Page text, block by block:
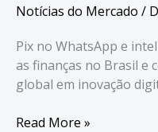
Notícias do Mercado /
Pix no WhatsApp e
as finanças no Brasil e
global em inovação
Pix
Read More »